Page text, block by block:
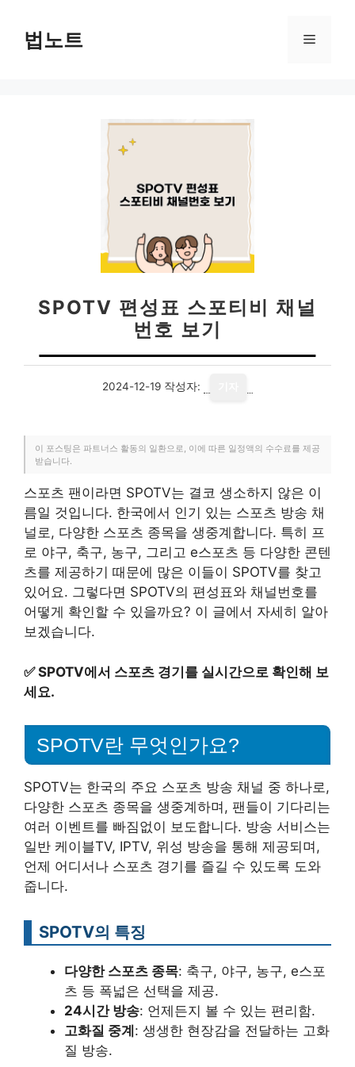
법노트 메
SPOTV 편성표 스포티비 채널
번호 보기
2024-12-19 작성자:
이 포스팅은 파트너스 활동의 일환으로, 이에 따른 일정액의 수수료를 제공
받습니다.
스포츠 팬이라면 SPOTV는 결코 생소하지 않은 이
름일 것입니다. 한국에서 인기 있는 스포츠 방송 채
널로, 다양한 스포츠 종목을 생중계합니다. 특히 프
로 야구, 축구, 농구, 그리고 e스포츠 등 다양한 콘텐
츠를 제공하기 때문에 많은 이들이 SPOTV를 찾고
있어요. 그렇다면 SPOTV의 편성표와 채널번호를
어떻게 확인할 수 있을까요? 이 글에서 자세히 알아
보겠습니다.
✅SPOTV에서 스포츠 경기를 실시간으로 확인해 보
세요.
SPOTV란 무엇인가요?
SPOTV는 한국의 주요 스포츠 방송 채널 중 하나로,
다양한 스포츠 종목을 생중계하며, 팬들이 기다리는
여러 이벤트를 빠짐없이 보도합니다. 방송 서비스는
일반 케이블TV, IPTV, 위성 방송을 통해 제공되며,
언제 어디서나 스포츠 경기를 즐길 수 있도록 도와
줍니다.
SPOTV의 특징
다양한 스포츠 종목: 축구, 야구, 농구, e스포
츠 등 폭넓은 선택을 제공.
24시간 방송: 언제든지 볼 수 있는 편리함.
고화질 중계 : 생생한 현장감을 전달하는 고화
질 방송.